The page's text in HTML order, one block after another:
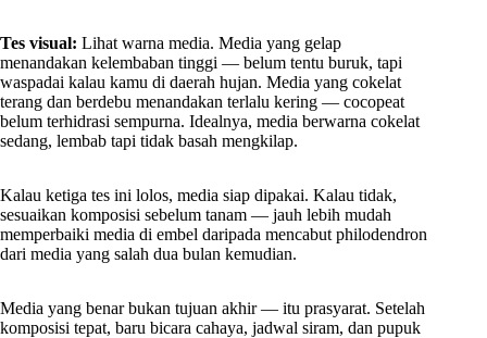
Tes visual: Lihat warna media. Media yang gelap
menandakan kelembaban tinggi — belum tentu buruk, tapi
waspadai kalau kamu di daerah hujan. Media yang cokelat
terang dan berdebu menandakan terlalu kering — cocopeat
belum terhidrasi sempurna. Idealnya, media berwarna cokelat
sedang, lembab tapi tidak basah mengkilap.
Kalau ketiga tes ini lolos, media siap dipakai. Kalau tidak,
sesuaikan komposisi sebelum tanam — jauh lebih mudah
memperbaiki media di embel daripada mencabut philodendron
dari media yang salah dua bulan kemudian.
Media yang benar bukan tujuan akhir — itu prasyarat. Setelah
komposisi tepat, baru bicara cahaya, jadwal siram, dan pupuk